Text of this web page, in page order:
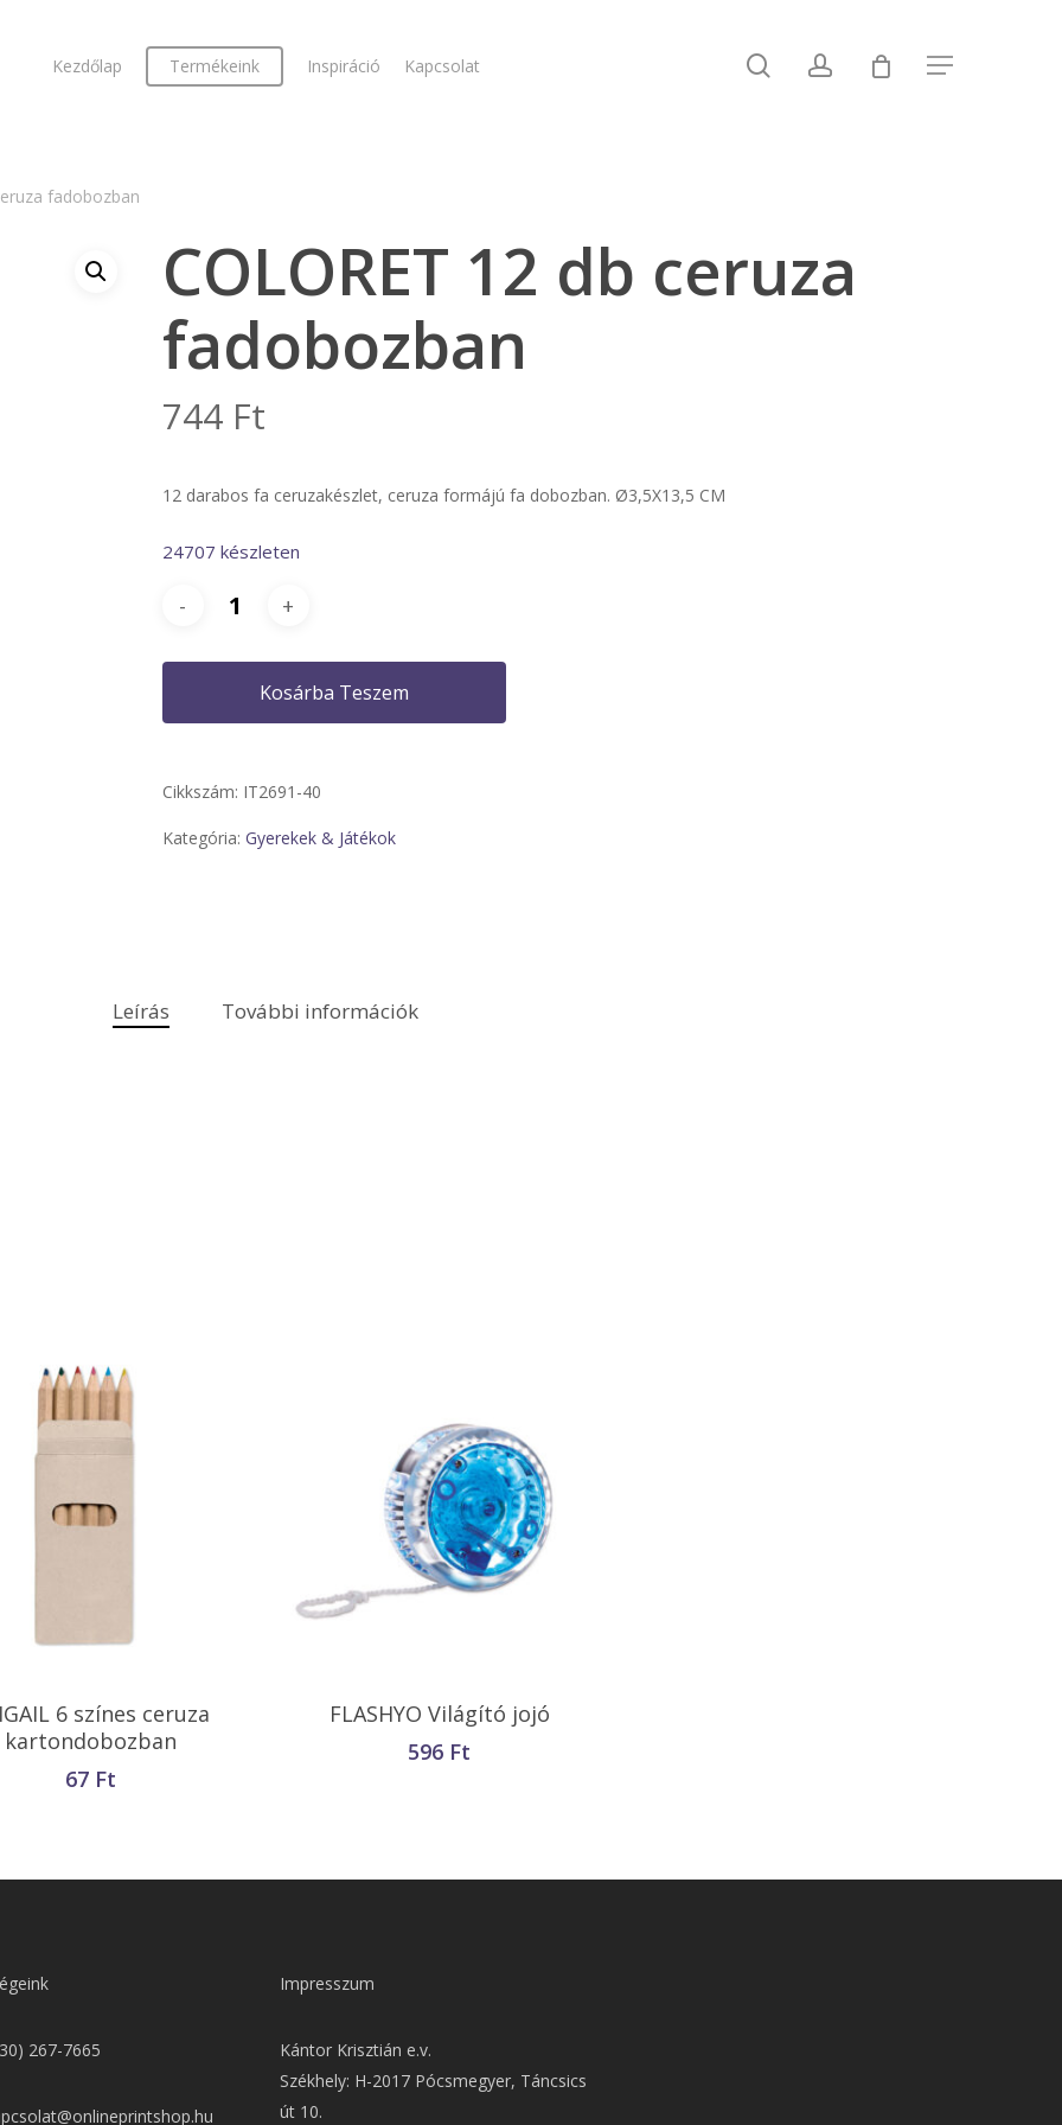
Kezdőlap Termékeink Inspiráció Kapcsolat searchaccount Menu
fadobozban
COLORET 12 db ceruza
fadobozban
744 Ft
12 darabos fa ceruzakészlet, ceruza formájú fa dobozban. Ø3,5X13,5 CM
24707 készleten
Kosárba Teszem
Cikkszám: IT2691-40
Kategória: Gyerekek & Játékok
Leírás További információk
Kosárba Teszem
6 színes ceruza
kartondobozban
67 Ft
Kosárba Teszem
FLASHYO Világító jojó
596 Ft
267-7665
Impresszum
Kántor Krisztián e.v.
Székhely: H-2017 Pócsmegyer, Táncsics
út 10.